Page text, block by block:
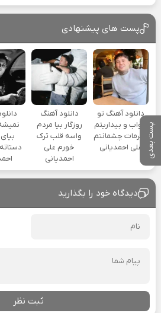
پست بعدی
پست های پیشنهادی
دانلود آهنگ تو
خواب و بیداریتم
خیرمات چشمانتم
علی احمدیانی
دانلود آهنگ
روزگار بیا مردم
واسه قلب ترک
خورم علی
احمدیانی
دیدگاه خود را بگذارید
ثبت نظر